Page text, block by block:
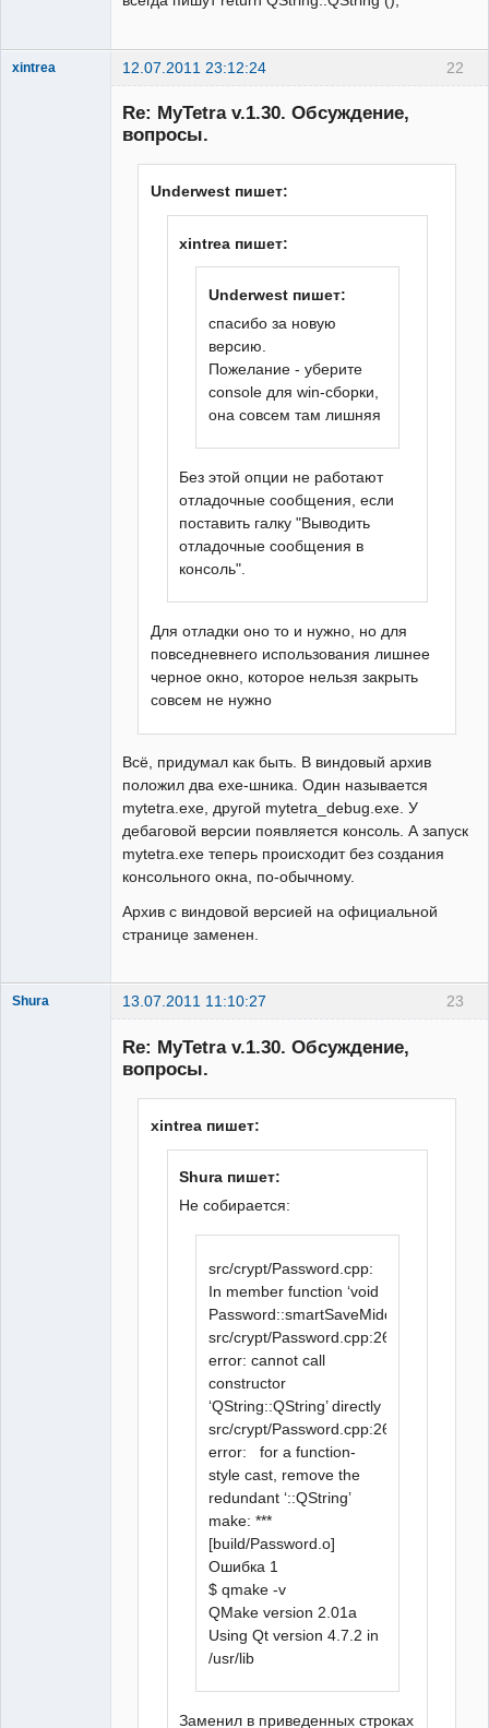
22
xintrea 12.07.2011 23:12:24
Re: MyTetra v.1.30. Обсуждение,
вопросы.
Underwest пишет:
xintrea пишет:
Underwest пишет:
спасибо за новую
версию.
Пожелание - уберите
console для win-сборки,
она совсем там лишняя
Без этой опции не работают
отладочные сообщения, если
поставить галку "Выводить
отладочные сообщения в
консоль".
Для отладки оно то и нужно, но для
повседневнего использования лишнее
черное окно, которое нельзя закрыть
совсем не нужно
Всё, придумал как быть. В виндовый архив
положил два exe-шника. Один называется
mytetra.exe, другой mytetra_debug.exe. У
дебаговой версии появляется консоль. А запуск
mytetra.exe теперь происходит без создания
консольного окна, по-обычному.
Архив с виндовой версией на официальной
странице заменен.
23
Shura 13.07.2011 11:10:27
Re: MyTetra v.1.30. Обсуждение,
вопросы.
xintrea пишет:
Shura пишет:
Не собирается:
src/crypt/Password.cpp:
In member function ‘void
src/crypt/Password.cpp:261:86:
error: cannot call
constructor
‘QString::QString’ directly
src/crypt/Password.cpp:261:86:
error: for a function-
style cast, remove the
redundant ‘::QString’
make: ***
[build/Password.o]
Ошибка 1
$ qmake -v
QMake version 2.01a
Using Qt version 4.7.2 in
/usr/lib
Заменил в приведенных строках